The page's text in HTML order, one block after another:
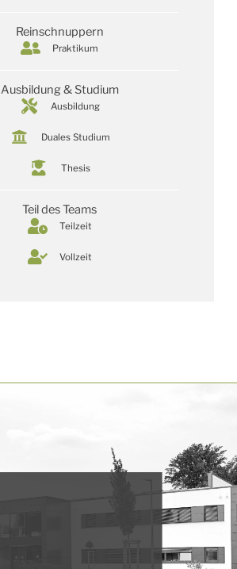
Reinschnuppern
Praktikum
Ausbildung & Studium
Ausbildung
Duales Studium
Thesis
Teil des Teams
Teilzeit
Vollzeit